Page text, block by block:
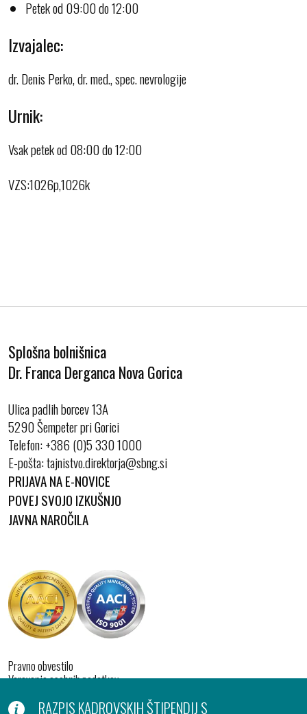
Petek od 09:00 do 12:00
Izvajalec:
dr. Denis Perko, dr. med., spec. nevrologije
Urnik:
Vsak petek od 08:00 do 12:00
VZS:1026p,1026k
Splošna bolnišnica
Dr. Franca Derganca Nova Gorica
Ulica padlih borcev 13A
5290 Šempeter pri Gorici
Telefon:+386 (0)5 330 1000
E-pošta:
PRIJAVA NA E-NOVICE
POVEJ SVOJO IZKUŠNJO
JAVNA NAROČILA
Pravno obvestilo
Varovanje osebnih podatkov
PiškotkiRAZPIS KADROVSKIH ŠTIPENDIJ S